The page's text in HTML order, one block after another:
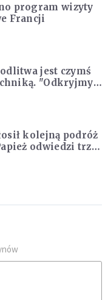
program wizyty
Francji
jest czymś
"Odkryjmy
kolejną podróż
odwiedzi trzy
Południowej